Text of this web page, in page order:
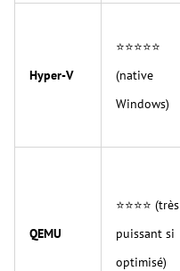
Hyper-V
⭐⭐⭐⭐⭐
(native
Windows)
QEMU
⭐⭐⭐⭐ (très
puissant si
optimisé)